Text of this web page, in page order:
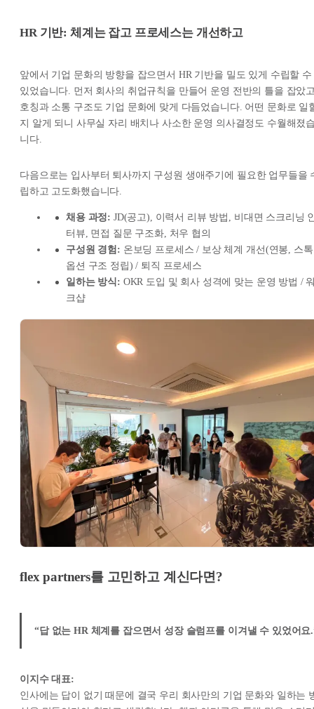
HR 기반: 체계는 잡고 프로세스는 개선하고
앞에서 기업 문화의 방향을 잡으면서 HR 기반을 밀도 있게 수립할 수
있었습니다. 먼저 회사의 취업규칙을 만들어 운영 전반의 틀을 잡았
호칭과 소통 구조도 기업 문화에 맞게 다듬었습니다. 어떤 문화로 일
지 알게 되니 사무실 자리 배치나 사소한 운영 의사결정도 수월해졌
니다.
다음으로는 입사부터 퇴사까지 구성원 생애주기에 필요한 업무들을
립하고 고도화했습니다.
채용 과정: JD(공고), 이력서 리뷰 방법, 비대면 스크리닝
터뷰, 면접 질문 구조화, 처우 협의
구성원 경험: 온보딩 프로세스 / 보상 체계 개선(연봉, 스톡
옵션 구조 정립) / 퇴직 프로세스
일하는 방식: OKR 도입 및 회사 성격에 맞는 운영 방법 /
크샵
flex partners를 고민하고 계신다면?
“답 없는 HR 체계를 잡으면서 성장 슬럼프를 이겨낼 수 있었어요
이지수 대표:
인사에는 답이 없기 때문에 결국 우리 회사만의 기업 문화와 일하는